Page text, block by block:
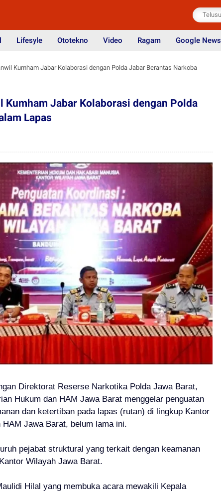
Lifesyle Ototekno Video Ragam Google News
Kumham Jabar Kolaborasi dengan Polda Jabar Berantas Narkoba
Kumham Jabar Kolaborasi dengan Polda
Lapas
Direktorat Reserse Narkotika Polda Jawa Barat,
Hukum dan HAM Jawa Barat menggelar penguatan
dan ketertiban pada lapas (rutan) di lingkup Kantor
Jawa Barat, belum lama ini.
pejabat struktural yang terkait dengan keamanan
Wilayah Jawa Barat.
Hilal yang membuka acara mewakili Kepala